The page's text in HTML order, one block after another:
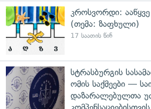
კროსვორდი:
(თემა: ზაფხული)
17 საათის წინ
სტრასბურგის
ომის საქმეები —
დაზარალებულთა